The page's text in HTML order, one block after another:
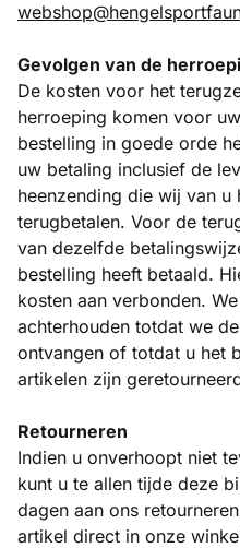
Gevolgen van de
De kosten voor het
herroeping komen voor
bestelling in goede orde
uw betaling inclusief de
heenzending die wij van u
terugbetalen. Voor de
van dezelfde
bestelling heeft betaald.
kosten aan verbonden.
achterhouden totdat we
ontvangen of totdat u het
artikelen zijn
Retourneren
Indien u onverhoopt niet
kunt u te allen tijde deze
dagen aan ons
artikel direct in onze